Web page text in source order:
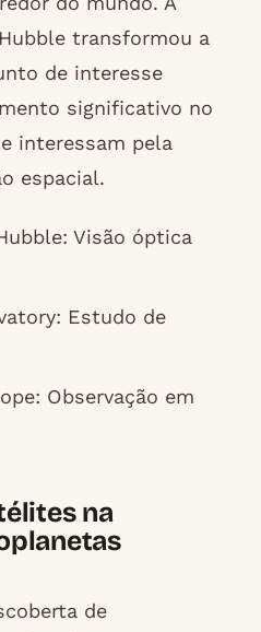
transformou a
de interesse
significativo no
interessam pela
espacial.
Visão óptica
Estudo de
Observação em
na
de